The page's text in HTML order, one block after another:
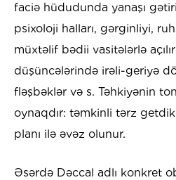
faciə hüdudunda yanaşı
psixoloji halları, gərginliyi,
müxtəlif bədii vasitələrlə
düşüncələrində irəli-geriyə
fləşbəklər və s. Təhkiyənin
oynaqdır: təmkinli tərz
planı ilə əvəz olunur.
Əsərdə Dəccal adlı konkret